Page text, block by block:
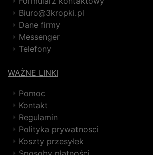
Biuro@3kropki.pl
Dane firmy
Messenger
Telefony
WAŻNE LINKI
Pomoc
Kontakt
Regulamin
Polityka prywatnosci
Koszty przesyłek